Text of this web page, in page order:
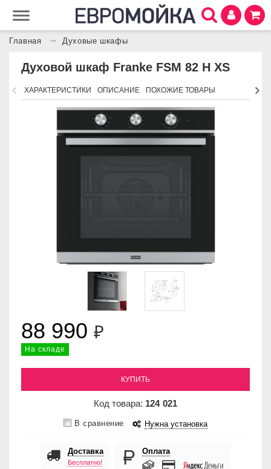
Главная Духовые шкафы
Духовой шкаф Franke FSM 82 H XS
ХАРАКТЕРИСТИКИ ОПИСАНИЕ ПОХОЖИЕ ТОВАРЫ
88 990 ₽
На складе
КУПИТЬ
Код товара: 124 021
В сравнение Нужна установка
Доставка
Бесплатно!
Оплата